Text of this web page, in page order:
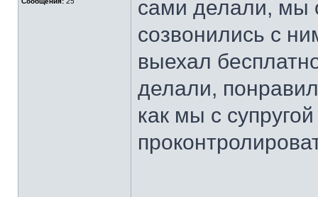
сами делали, мы
созвонились с
выехал
делали,
как мы с